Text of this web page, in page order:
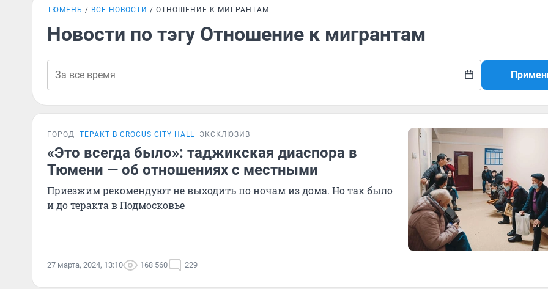
ТЮМЕНЬ ВСЕ НОВОСТИ ОТНОШЕНИЕ К МИГРАНТАМ
Новости по тэгу Отношение к мигрантам
ГОРОД ТЕРАКТ В CROCUS CITY HALL ЭКСКЛЮЗИВ
«Это всегда было»: таджикская диаспора в
Тюмени — об отношениях с местными
Приезжим рекомендуют не выходить по ночам из дома. Но так было
и до теракта в Подмосковье
27 марта, 2024, 13:10 168 560 229